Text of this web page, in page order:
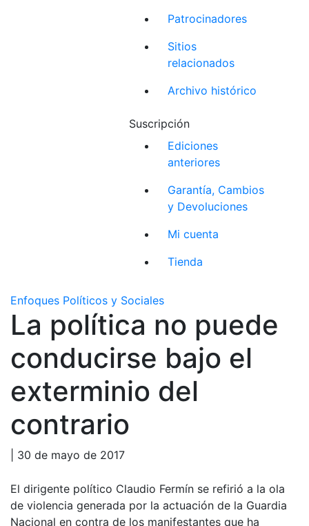
Patrocinadores
Sitios
relacionados
Archivo histórico
Suscripción
Ediciones
anteriores
Garantía, Cambios
y Devoluciones
Mi cuenta
Tienda
Enfoques Políticos y Sociales
La política no puede
conducirse bajo el
exterminio del
contrario
| 30 de mayo de 2017
El dirigente político Claudio Fermín se refirió a la ola
de violencia generada por la actuación de la Guardia
Nacional en contra de los manifestantes que ha